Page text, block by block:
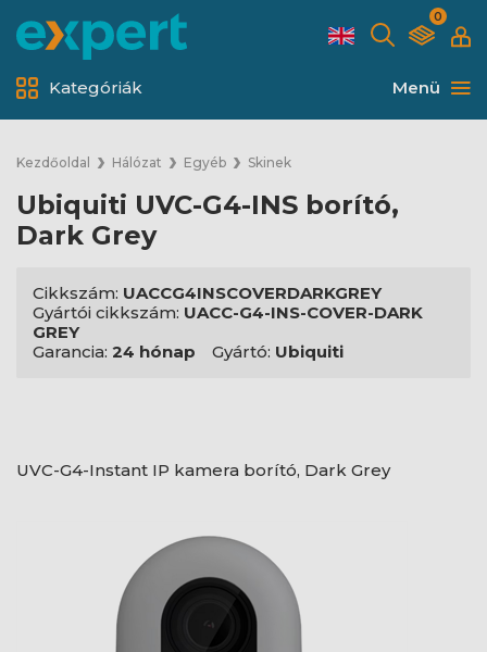
0
Menü
Kategóriák
Kezdőoldal Hálózat Egyéb Skinek
Ubiquiti UVC-G4-INS borító,
Dark Grey
Cikkszám: UACCG4INSCOVERDARKGREY
Gyártói cikkszám: UACC-G4-INS-COVER-DARK
GREY
Garancia: 24 hónap Gyártó: Ubiquiti
UVC-G4-Instant IP kamera borító, Dark Grey